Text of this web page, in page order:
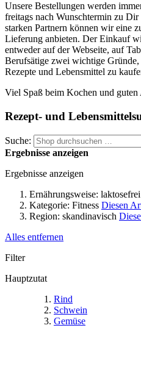
Unsere Bestellungen werden
freitags nach Wunschtermin zu
starken Partnern können wir eine
Lieferung anbieten. Der Einkauf
entweder auf der Webseite, auf
Berufsätige zwei wichtige
Rezepte und Lebensmittel zu
Viel Spaß beim Kochen und guten
Rezept- und
Suche:
Ergebnisse anzeigen
Ergebnisse anzeigen
Ernährungsweise: laktosefrei
Kategorie: Fitness Diesen
Region: skandinavisch
Alles entfernen
Filter
Hauptzutat
Rind
Schwein
Gemüse